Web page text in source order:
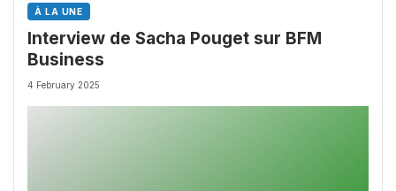
À LA UNE
Interview de Sacha Pouget sur BFM
Business
4 February 2025